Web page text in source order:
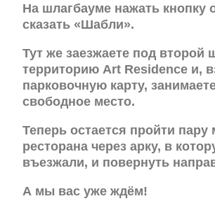
На шлагбауме нажать кнопку
сказать «Шабли».
Тут же заезжаете под второй
территорию Art Residence и,
парковочную карту,
свободное место.
Теперь остается пройти пару
ресторана через арку, в
въезжали, и повернуть
А мы вас уже ждём!